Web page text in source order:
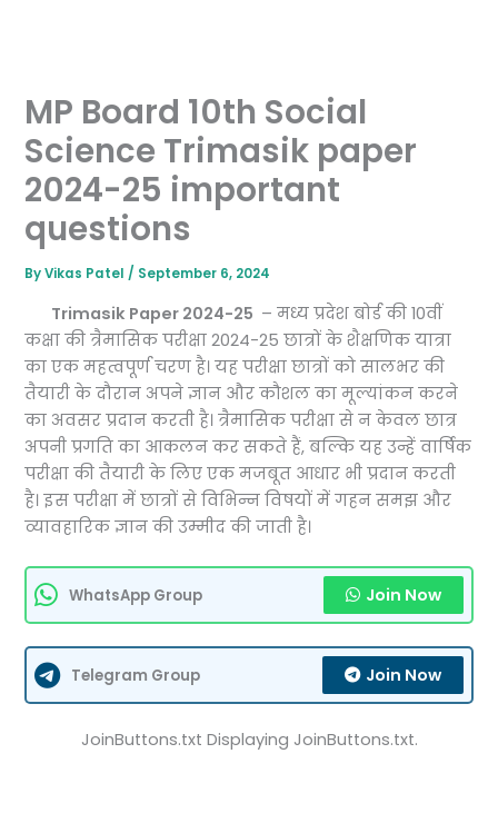
MP Board 10th Social
Science Trimasik paper
2024-25 important
questions
ByVikas Patel/ September 6, 2024
Trimasik Paper 2024-25 – मध्य प्रदेश बोर्ड की 10वीं
कक्षा की त्रैमासिक परीक्षा 2024-25 छात्रों के शैक्षणिक यात्रा
का एक महत्वपूर्ण चरण है। यह परीक्षा छात्रों को सालभर की
तैयारी के दौरान अपने ज्ञान और कौशल का मूल्यांकन करने
का अवसर प्रदान करती है। त्रैमासिक परीक्षा से न केवल छात्र
अपनी प्रगति का आकलन कर सकते हैं, बल्कि यह उन्हें वार्षिक
परीक्षा की तैयारी के लिए एक मजबूत आधार भी प्रदान करती
है। इस परीक्षा में छात्रों से विभिन्न विषयों में गहन समझ और
व्यावहारिक ज्ञान की उम्मीद की जाती है।
WhatsApp Group Join Now
Telegram Group Join Now
JoinButtons.txt Displaying JoinButtons.txt.